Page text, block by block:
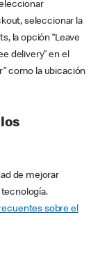
seleccionar la
la opción “Leave
delivery” en el
como la ubicación
de mejorar
tecnología.
sobre el